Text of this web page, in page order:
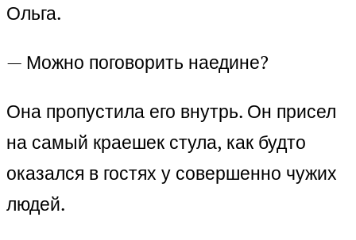
Ольга.
— Можно поговорить наедине?
Она пропустила его внутрь. Он присел
на самый краешек стула, как будто
оказался в гостях у совершенно чужих
людей.